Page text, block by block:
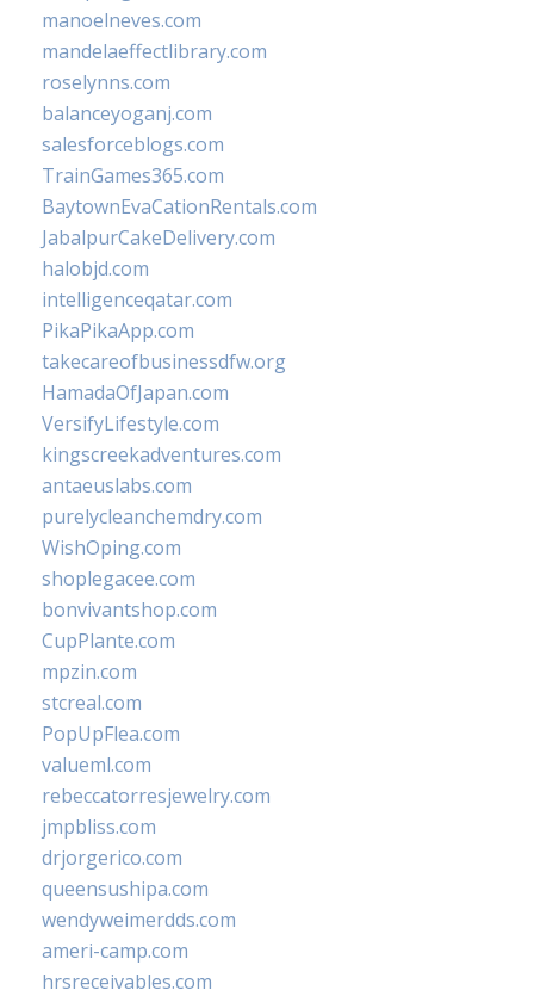
manoelneves.com
mandelaeffectlibrary.com
roselynns.com
balanceyoganj.com
salesforceblogs.com
TrainGames365.com
BaytownEvaCationRentals.com
JabalpurCakeDelivery.com
halobjd.com
intelligenceqatar.com
PikaPikaApp.com
takecareofbusinessdfw.org
HamadaOfJapan.com
VersifyLifestyle.com
kingscreekadventures.com
antaeuslabs.com
purelycleanchemdry.com
WishOping.com
shoplegacee.com
bonvivantshop.com
CupPlante.com
mpzin.com
stcreal.com
PopUpFlea.com
valueml.com
rebeccatorresjewelry.com
jmpbliss.com
drjorgerico.com
queensushipa.com
wendyweimerdds.com
ameri-camp.com
hrsreceivables.com